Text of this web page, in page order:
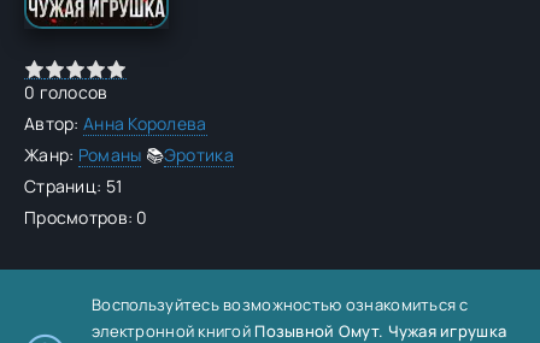
0 голосов
Автор: Анна Королева
Жанр: Романы 📚Эротика
Страниц: 51
Просмотров: 0
Воспользуйтесь возможностью ознакомиться с
электронной книгой Позывной Омут. Чужая игрушка